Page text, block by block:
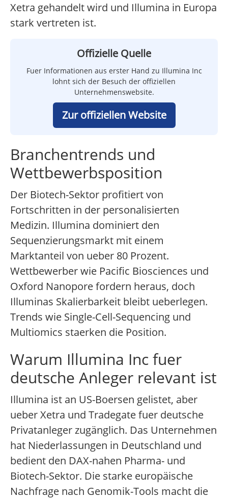
Xetra gehandelt wird und Illumina in Europa
stark vertreten ist.
Offizielle Quelle
Fuer Informationen aus erster Hand zu Illumina Inc
lohnt sich der Besuch der offiziellen
Unternehmenswebsite.
Zur offiziellen Website
Branchentrends und
Wettbewerbsposition
Der Biotech-Sektor profitiert von
Fortschritten in der personalisierten
Medizin. Illumina dominiert den
Sequenzierungsmarkt mit einem
Marktanteil von ueber 80 Prozent.
Wettbewerber wie Pacific Biosciences und
Oxford Nanopore fordern heraus, doch
Illuminas Skalierbarkeit bleibt ueberlegen.
Trends wie Single-Cell-Sequencing und
Multiomics staerken die Position.
Warum Illumina Inc fuer
deutsche Anleger relevant ist
Illumina ist an US-Boersen gelistet, aber
ueber Xetra und Tradegate fuer deutsche
Privatanleger zugänglich. Das Unternehmen
hat Niederlassungen in Deutschland und
bedient den DAX-nahen Pharma- und
Biotech-Sektor. Die starke europäische
Nachfrage nach Genomik-Tools macht die